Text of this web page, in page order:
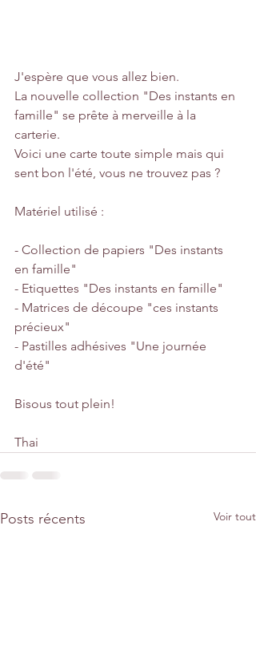
J'espère que vous allez bien.
La nouvelle collection "Des instants en
famille" se prête à merveille à la
carterie.
Voici une carte toute simple mais qui
sent bon l'été, vous ne trouvez pas ?
Matériel utilisé :
- Collection de papiers "Des instants
en famille"
- Etiquettes "Des instants en famille"
- Matrices de découpe "ces instants
précieux"
- Pastilles adhésives "Une journée
d'été"
Bisous tout plein!
Thai
Posts récents Voir tout